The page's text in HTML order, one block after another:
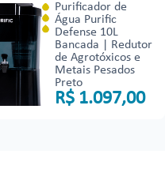
Purificador de
Água Purific
Defense 10L
Bancada | Redutor
de Agrotóxicos e
Metais Pesados
Preto
R$ 1.097,00